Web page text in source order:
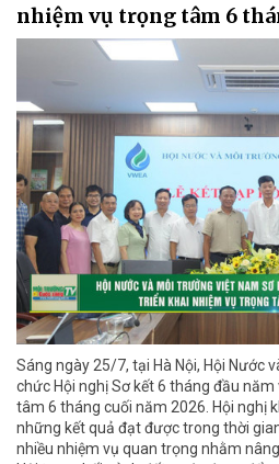
nhiệm vụ trọng tâm 6
Sáng ngày 25/7, tại Hà Nội, Hội Nước
chức Hội nghị Sơ kết 6 tháng đầu
tâm 6 tháng cuối năm 2026. Hội nghị
những kết quả đạt được trong thời
nhiều nhiệm vụ quan trọng nhằm